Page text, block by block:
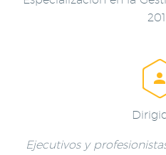


Ejecutivos y